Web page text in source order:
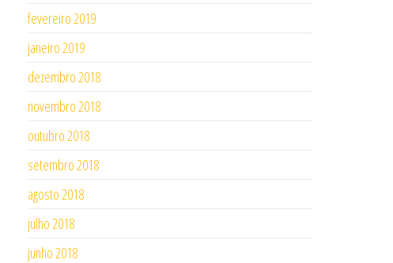
fevereiro 2019
janeiro 2019
dezembro 2018
novembro 2018
outubro 2018
setembro 2018
agosto 2018
julho 2018
junho 2018